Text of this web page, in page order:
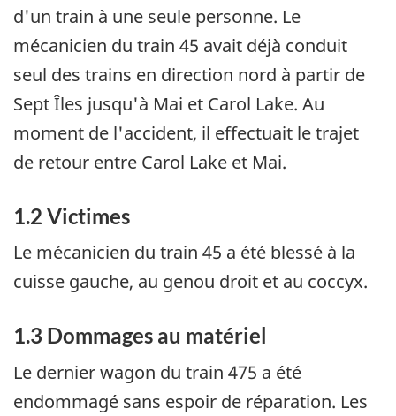
d'un train à une seule personne. Le
mécanicien du train 45 avait déjà conduit
seul des trains en direction nord à partir de
Sept Îles jusqu'à Mai et Carol Lake. Au
moment de l'accident, il effectuait le trajet
de retour entre Carol Lake et Mai.
1.2 Victimes
Le mécanicien du train 45 a été blessé à la
cuisse gauche, au genou droit et au coccyx.
1.3 Dommages au matériel
Le dernier wagon du train 475 a été
endommagé sans espoir de réparation. Les